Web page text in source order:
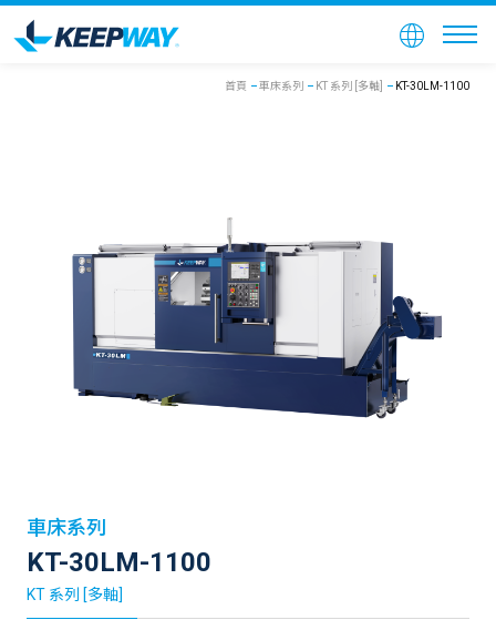
首頁 車床系列 KT 系列 [多軸] KT-30LM-1100
車床系列
KT-30LM-1100
KT 系列 [多軸]